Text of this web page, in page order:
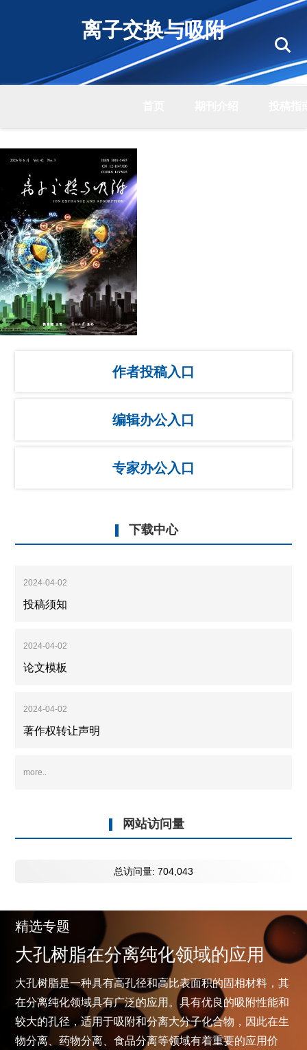
离子交换与吸附
作者投稿入口
编辑办公入口
专家办公入口
下载中心
2024-04-02
投稿须知
2024-04-02
论文模板
2024-04-02
著作权转让声明
more..
网站访问量
总访问量: 704,043
精选专题
大孔树脂在分离纯化领域的应用
大孔树脂是一种具有高孔径和高比表面积的固相材料，其
在分离纯化领域具有广泛的应用。具有优良的吸附性能和
较大的孔径，适用于吸附和分离大分子化合物，因此在生
物分离、药物分离、食品分离等领域有着重要的应用价